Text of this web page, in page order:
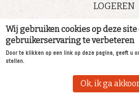
LOGEREN
Nieuws
Contact
Wij gebruiken cookies op deze site
gebruikerservaring te verbeteren
Door te klikken op een link op deze pagina, geeft u
stellen.
Ok, ik ga